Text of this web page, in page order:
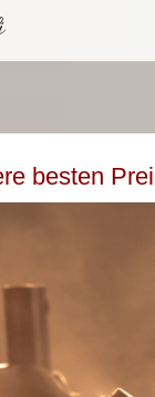
besten